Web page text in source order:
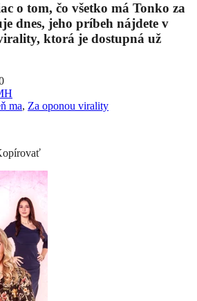
o tom, čo všetko má Tonko za
dnes, jeho príbeh nájdete v
, ktorá je dostupná už
ma, Za oponou virality